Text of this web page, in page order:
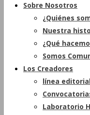
Sobre Nosotros
¿Quiénes
Nuestra
¿Qué
Somos
Los Creadores
línea
Laboratorio